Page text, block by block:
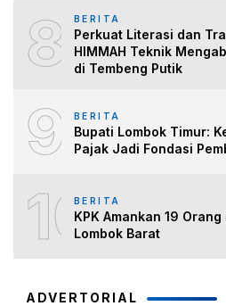
8 BERITA
Perkuat Literasi dan
HIMMAH Teknik
di Tembeng Putik
9 BERITA
Bupati Lombok Timur:
Pajak Jadi Fondasi
10BERITA
KPK Amankan 19
Lombok Barat
ADVERTORIAL